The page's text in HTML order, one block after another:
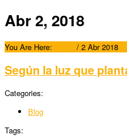
Abr 2, 2018
You Are Here: / 2 Abr 2018
Según la luz que
Categories:
Blog
Tags: